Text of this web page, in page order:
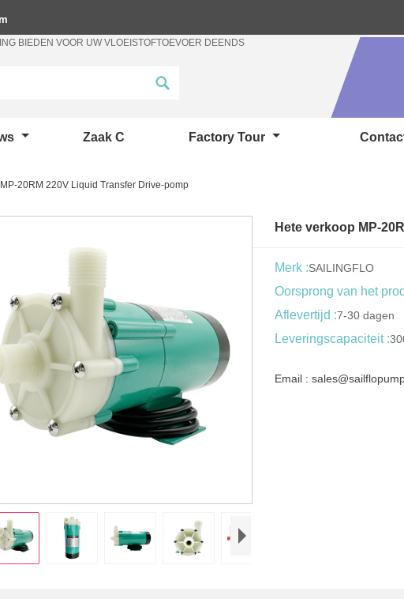
BIEDEN VOOR UW VLOEISTOFTOEVOER DEENDS
Zaak C Factory Tour
20RM 220V Liquid Transfer Drive-pomp
Hete verkoop MP-
Merk :SAILINGFLO
Oorsprong van het
Aflevertijd :7-30 dagen
Leveringscapaciteit :
Email :